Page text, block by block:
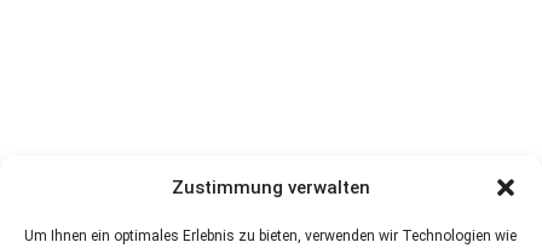
Zustimmung verwalten
Um Ihnen ein optimales Erlebnis zu bieten, verwenden wir Technologien wie